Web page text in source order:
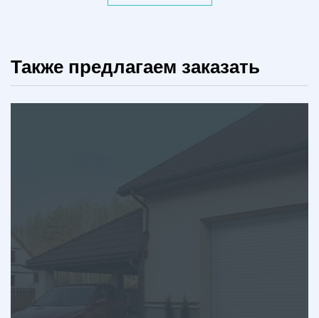
Также предлагаем заказать